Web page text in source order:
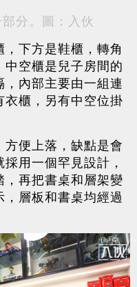
分。圖：入伙
下方是鞋櫃，轉角
空櫃是兒子房間的
內部主要由一組連
櫃，另有中空位掛
便上落，缺點是會
用一個罕見設計，
再把書桌和層架變
層板和書桌均經過